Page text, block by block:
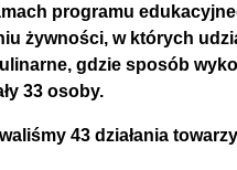
programu
żywności, w których
gdzie sposób
33 osoby.
43 działania